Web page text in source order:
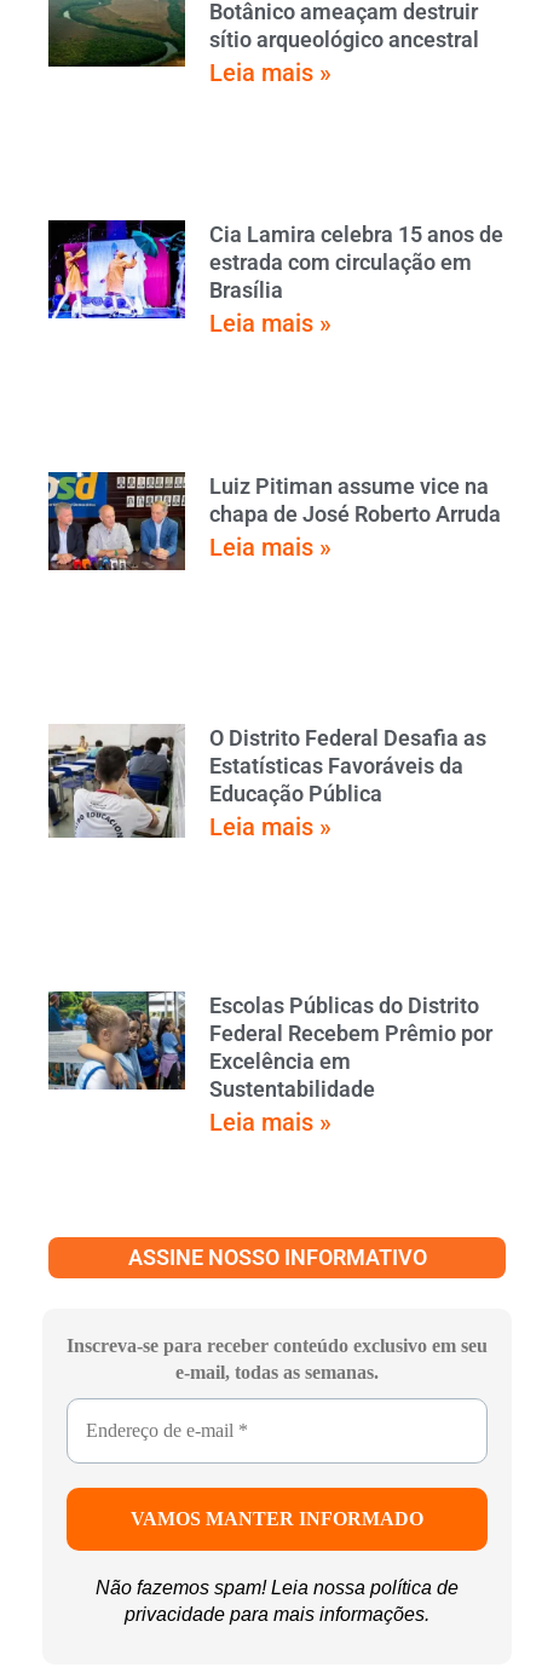
Botânico ameaçam destruir
sítio arqueológico ancestral
Leia mais »
Cia Lamira celebra 15 anos de
estrada com circulação em
Brasília
Leia mais »
Luiz Pitiman assume vice na
chapa de José Roberto Arruda
Leia mais »
O Distrito Federal Desafia as
Estatísticas Favoráveis da
Educação Pública
Leia mais »
Escolas Públicas do Distrito
Federal Recebem Prêmio por
Excelência em
Sustentabilidade
Leia mais »
ASSINE NOSSO INFORMATIVO
Inscreva-se para receber conteúdo exclusivo em seu
e-mail, todas as semanas.
Não fazemos spam! Leia nossa política de
privacidade para mais informações.